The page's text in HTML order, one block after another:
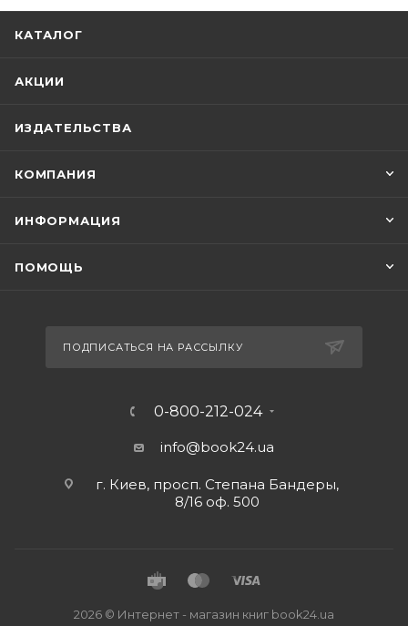
КАТАЛОГ
АКЦИИ
ИЗДАТЕЛЬСТВА
КОМПАНИЯ
ИНФОРМАЦИЯ
ПОМОЩЬ
ПОДПИСАТЬСЯ НА РАССЫЛКУ
0-800-212-024
info@book24.ua
г. Киев, просп. Степана Бандеры,
8/16 оф. 500
2026 © Интернет - магазин книг book24.ua